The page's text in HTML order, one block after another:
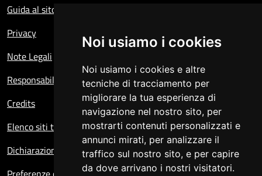
Noi usiamo i cookies
Noi usiamo i cookies e altre
tecniche di tracciamento per
migliorare la tua esperienza di
navigazione nel nostro sito, per
mostrarti contenuti personalizzati e
annunci mirati, per analizzare il
traffico sul nostro sito, e per capire
da dove arrivano i nostri visitatori.
Guida al sito
Privacy
Note Legali
Responsabile del sito
Credits
Elenco siti tematici
Dichiarazione di accessibilità